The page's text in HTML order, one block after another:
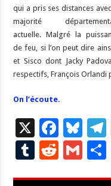
qui a pris ses distances
majorité
actuelle. Malgré la
de feu, si l’on peut dire
et Sisco dont Jacky
respectifs, François
On l’écoute.
X
F
ac
e
Bl
u
es
T
R
G